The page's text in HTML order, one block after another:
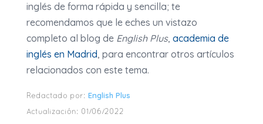
inglés de forma rápida y sencilla; te
recomendamos que le eches un vistazo
completo al blog de English Plus, academia de
inglés en Madrid, para encontrar otros artículos
relacionados con este tema.
Redactado por: English Plus
Actualización: 01/06/2022